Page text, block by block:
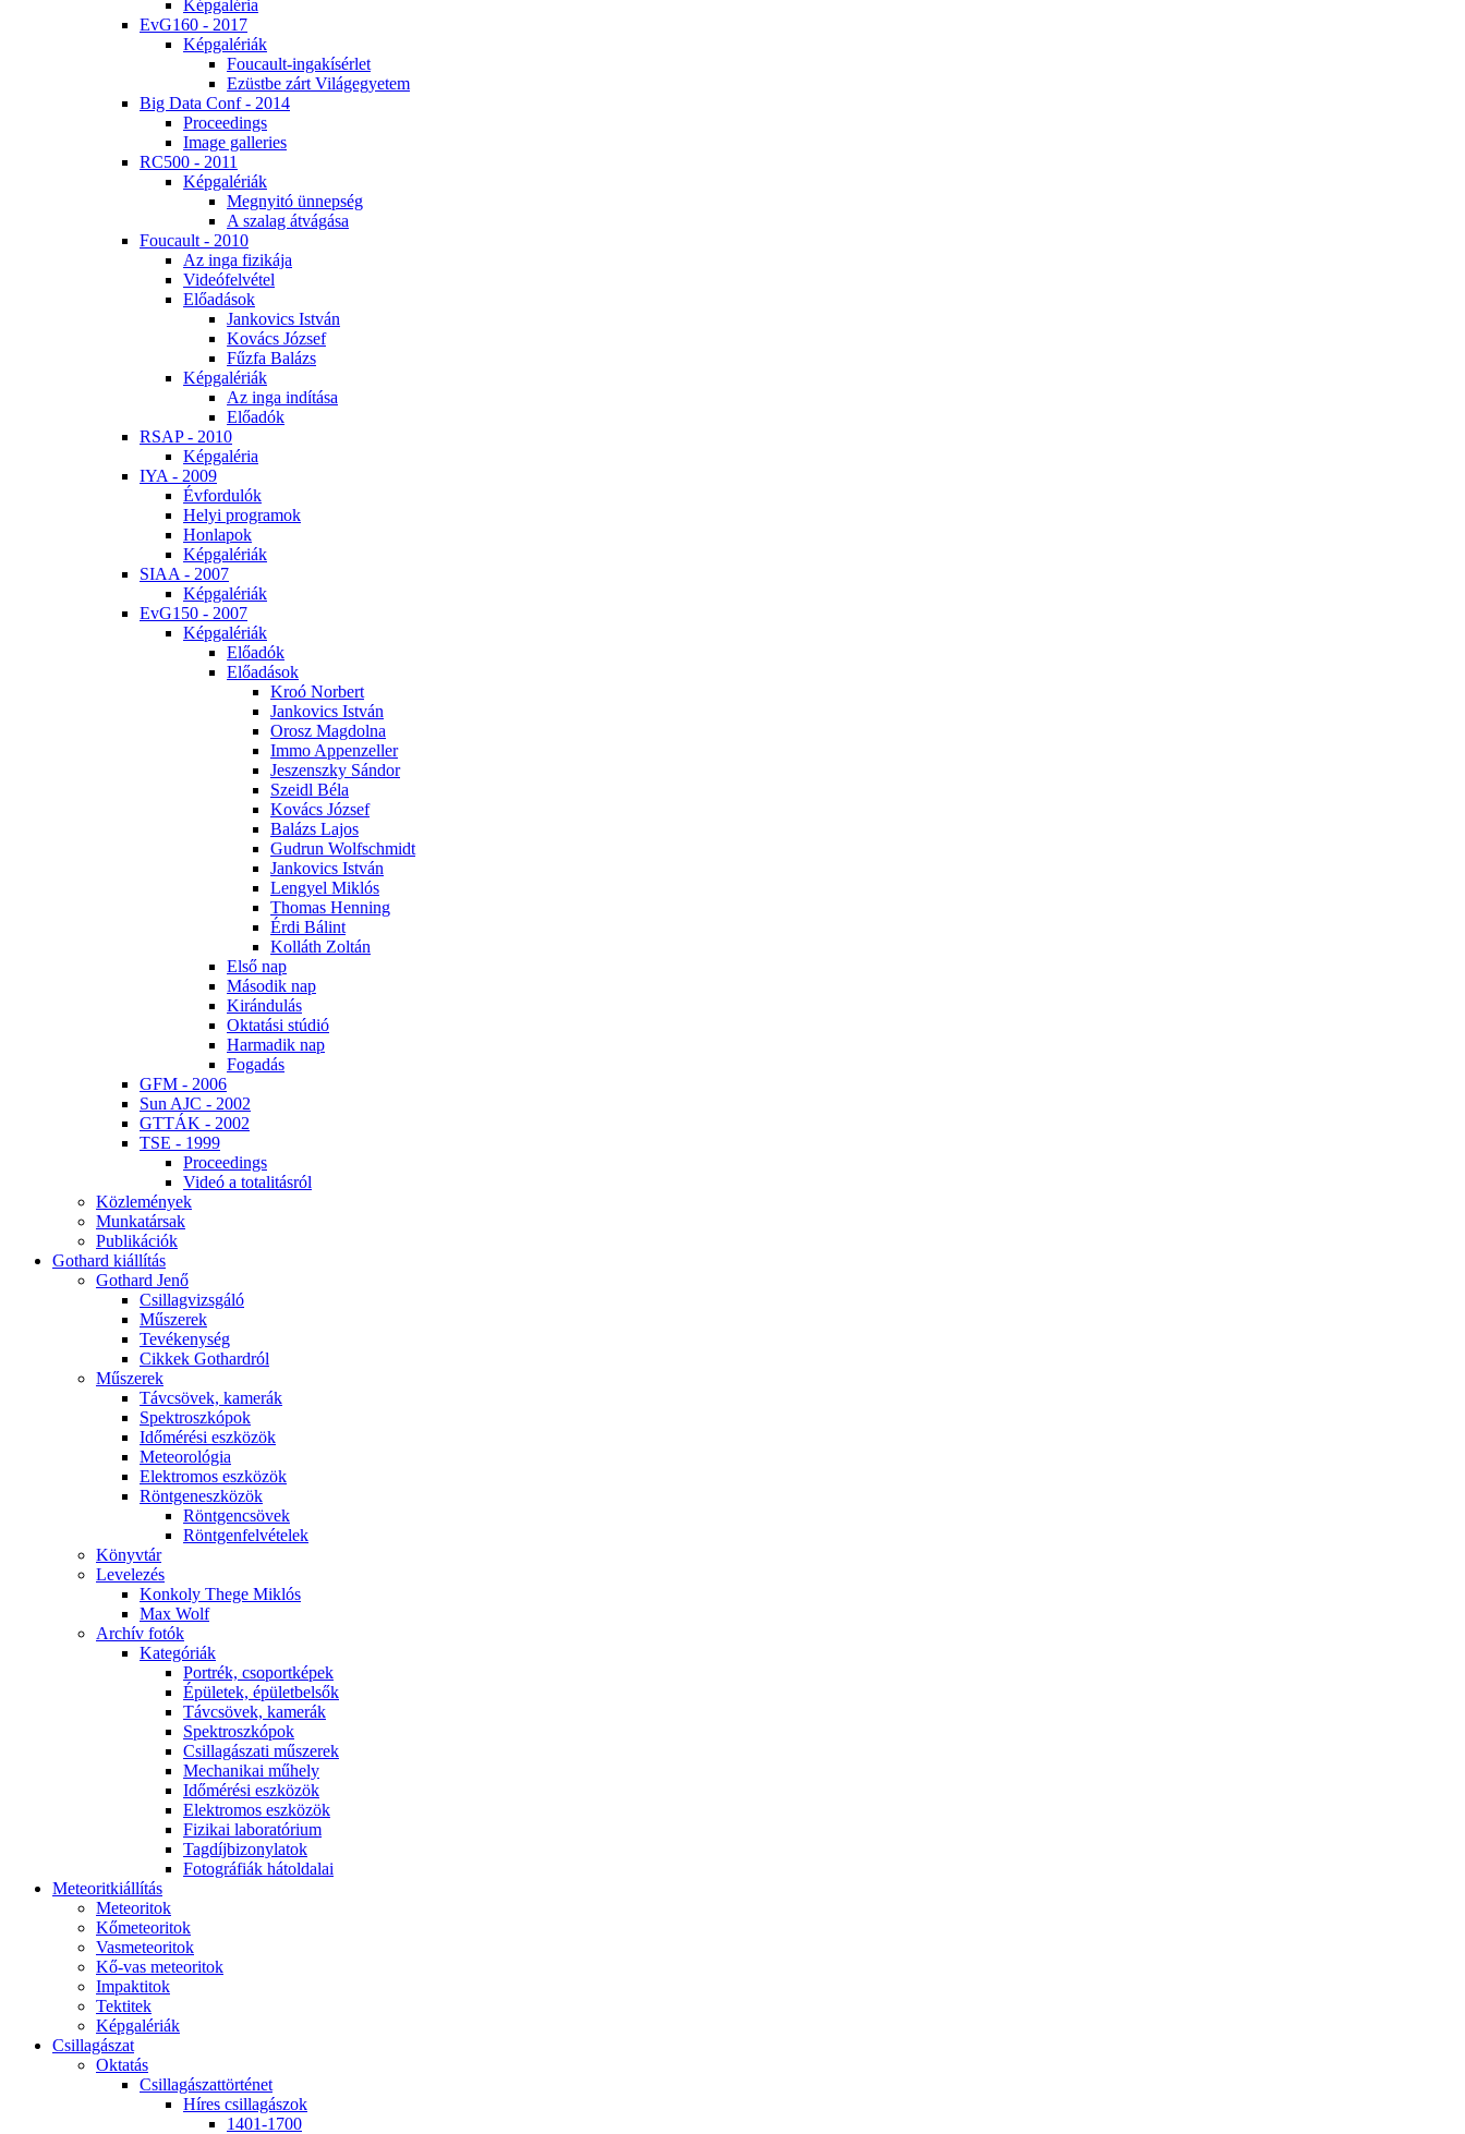
Kép­ga­lé­ria
EvG160 - 2017
Kép­ga­lé­ri­ák
Fo­u­ca­ult-in­ga­kí­sér­let
Ezüst­be zárt Vi­lág­egye­tem
Big Da­ta Conf - 2014
Pro­ce­e­dings
Image gal­le­ri­es
RC500 - 2011
Kép­ga­lé­ri­ák
Meg­nyi­tó ün­nep­ség
A sza­lag át­vá­gá­sa
Fo­u­ca­ult - 2010
Az in­ga fi­zi­ká­ja
Vi­de­ó­fel­vé­tel
Elő­adá­sok
Jan­ko­vics Ist­ván
Ko­vács Jó­zsef
Fűz­fa Ba­lázs
Kép­ga­lé­ri­ák
Az in­ga in­dí­tá­sa
Elő­adók
RSAP - 2010
Kép­ga­lé­ria
IYA - 2009
Év­for­du­lók
He­lyi prog­ra­mok
Hon­la­pok
Kép­ga­lé­ri­ák
SI­AA - 2007
Kép­ga­lé­ri­ák
EvG150 - 2007
Kép­ga­lé­ri­ák
Elő­adók
Elő­adá­sok
Kroó Nor­bert
Jan­ko­vics Ist­ván
Orosz Mag­dol­na
Im­mo Ap­pen­zel­ler
Je­szensz­ky Sán­dor
Szeidl Bé­la
Ko­vács Jó­zsef
Ba­lázs La­jos
Gud­run Wolfsch­midt
Jan­ko­vics Ist­ván
Len­gyel Mik­lós
Tho­mas Hen­ning
Ér­di Bá­lint
Kol­láth Zol­tán
El­ső nap
Má­so­dik nap
Ki­rán­du­lás
Ok­ta­tá­si stú­dió
Har­ma­dik nap
Fo­ga­dás
GFM - 2006
Sun AJC - 2002
GT­TÁK - 2002
TSE - 1999
Pro­ce­e­dings
Vi­deó a to­ta­li­tás­ról
Köz­le­mé­nyek
Mun­ka­tár­sak
Pub­li­ká­ci­ók
Got­hard ki­ál­lí­tás
Got­hard Je­nő
Csil­lag­vizs­gá­ló
Mű­sze­rek
Te­vé­keny­ség
Cik­kek Got­hard­ról
Mű­sze­rek
Táv­csö­vek, ka­me­rák
Spekt­rosz­kó­pok
Idő­mé­ré­si esz­kö­zök
Me­te­o­ro­ló­gia
Elekt­ro­mos esz­kö­zök
Rönt­gen­esz­kö­zök
Rönt­gen­csö­vek
Rönt­gen­fel­vé­te­lek
Könyv­tár
Le­ve­le­zés
Kon­koly The­ge Mik­lós
Max Wolf
Ar­chív fo­tók
Ka­te­gó­ri­ák
Port­rék, cso­port­ké­pek
Épü­le­tek, épü­let­bel­sők
Táv­csö­vek, ka­me­rák
Spekt­rosz­kó­pok
Csil­la­gá­sza­ti mű­sze­rek
Me­cha­ni­kai mű­hely
Idő­mé­ré­si esz­kö­zök
Elekt­ro­mos esz­kö­zök
Fi­zi­kai la­bo­ra­tó­ri­um
Tag­díj­bi­zony­la­tok
Fo­tog­rá­fi­ák hát­ol­da­lai
Me­te­o­rit­ki­ál­lí­tás
Me­te­o­ri­tok
Kő­me­te­o­ri­tok
Vas­me­te­o­ri­tok
Kő-vas me­te­o­ri­tok
Imp­ak­ti­tok
Tek­ti­tek
Kép­ga­lé­ri­ák
Csil­la­gá­szat
Ok­ta­tás
Csil­la­gá­szat­tör­té­net
Hí­res csil­la­gá­szok
1401-1700